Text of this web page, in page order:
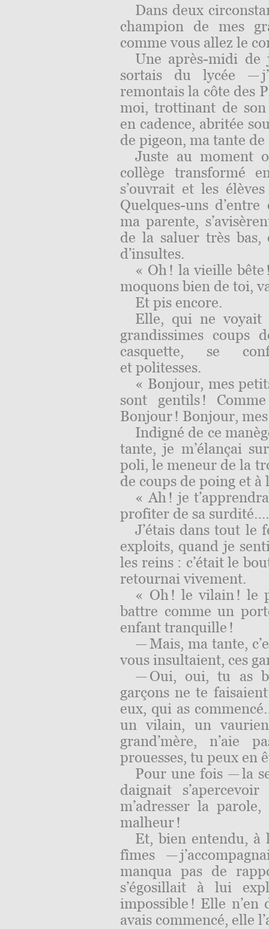
Dans deux
champion de mes
comme vous allez le
Une après-midi
sortais du lycée —
remontais la côte des
moi, trottinant de
en cadence, abritée
de pigeon, ma tante de
Juste au moment
collège transformé
s’ouvrait et les
Quelques-uns
ma parente,
de la saluer très bas,
d’insultes.
« Oh ! la vieille
moquons bien de toi,
Et pis encore.
Elle, qui ne voyait
grandissimes coups
casquette, se
et politesses.
« Bonjour, mes
sont gentils !
Bonjour ! Bonjour,
Indigné de ce
tante, je m’élançai
poli, le meneur de la
de coups de poing et à
« Ah ! je
profiter de sa sur­dité….
J’étais dans tout le
exploits, quand je
les reins : c’était le
retournai vivement.
« Oh ! le vilain ! le
battre comme un
enfant tranquille !
— Mais, ma tante,
vous insultaient, ces
— Oui, oui, tu as
garçons ne te
eux, qui as commencé
un vilain, un
grand’mère, n’aie
prouesses, tu peux en
Pour une fois — la
daignait
m’adresser la
malheur !
Et, bien entendu,
fîmes —
manqua pas de
s’égosillait à lui
impossible ! Elle
avais commencé, elle